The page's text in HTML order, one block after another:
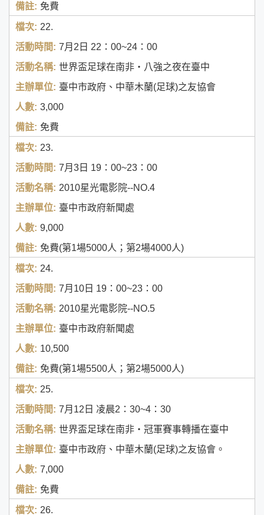
免費
22.
7月2日 22：00~24：00
世界盃足球在南非‧八強之夜在臺中
臺中市政府、中華木蘭(足球)之友協會
3,000
免費
23.
7月3日 19：00~23：00
2010星光電影院--NO.4
臺中市政府新聞處
9,000
免費(第1場5000人；第2場4000人)
24.
7月10日 19：00~23：00
2010星光電影院--NO.5
臺中市政府新聞處
10,500
免費(第1場5500人；第2場5000人)
25.
7月12日 凌晨2：30~4：30
世界盃足球在南非‧冠軍賽事轉播在臺中
臺中市政府、中華木蘭(足球)之友協會。
7,000
免費
26.